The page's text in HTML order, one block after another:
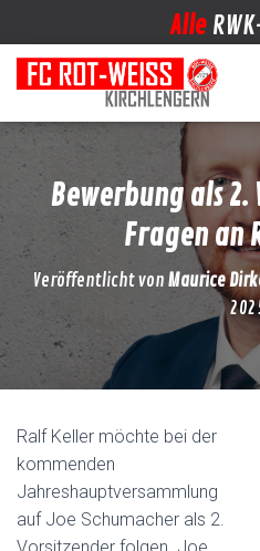
Alle
Bewerbung als
Fragen an
Veröffentlicht von Maurice
Ralf Keller möchte bei der
kommenden
Jahreshauptversammlung
auf Joe Schumacher als 2.